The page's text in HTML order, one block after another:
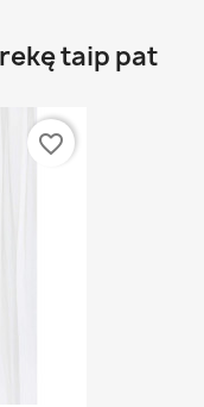
taip pat
favorite_border